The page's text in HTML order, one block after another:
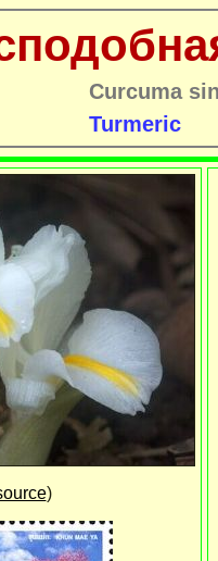
Curcuma
Turmeric
)